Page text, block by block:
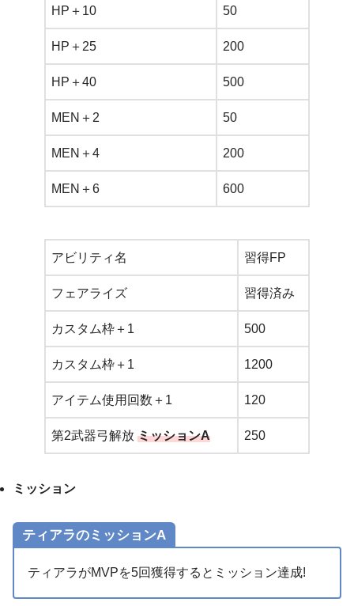
HP＋10 50
HP＋25 200
HP＋40 500
MEN＋2 50
MEN＋4 200
MEN＋6 600
アビリティ名 習得FP
フェアライズ 習得済み
カスタム枠＋1 500
カスタム枠＋1 1200
アイテム使用回数＋1 120
第2武器弓解放 ミッションA 250
ミッション
ティアラのミッションA
ティアラがMVPを5回獲得するとミッション達成!